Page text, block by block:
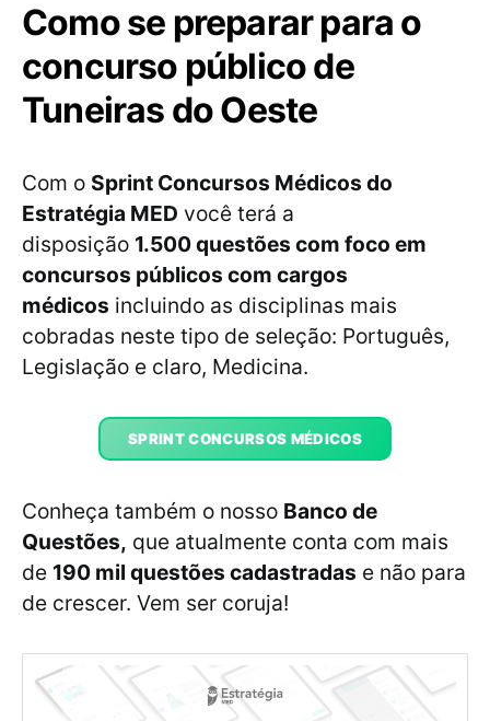
Como se preparar para o
concurso público de
Tuneiras do Oeste
Com o Sprint Concursos Médicos do
Estratégia MED você terá a
disposição 1.500 questões com foco em
concursos públicos com cargos
médicos incluindo as disciplinas mais
cobradas neste tipo de seleção: Português,
Legislação e claro, Medicina.
SPRINT CONCURSOS MÉDICOS
Conheça também o nosso Banco de
Questões, que atualmente conta com mais
de 190 mil questões cadastradas e não para
de crescer. Vem ser coruja!